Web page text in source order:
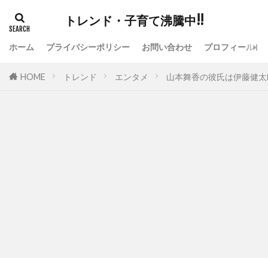
トレンド・子育て沸騰中!!
ホーム プライバシーポリシー お問い合わせ プロフィール
HOME トレンド エンタメ 山本舞香の彼氏は伊藤健